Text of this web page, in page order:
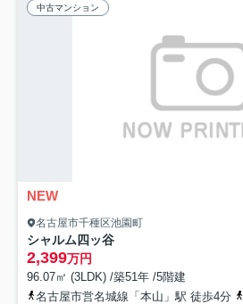
中古マンション
NEW
名古屋市千種区池園町
シャルム四ッ谷
2,399万円
96.07㎡ (3LDK) /築51年 /5階建
名古屋市営名城線「本山」駅 徒歩4分